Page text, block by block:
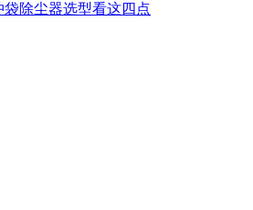
除尘器选型看这四点